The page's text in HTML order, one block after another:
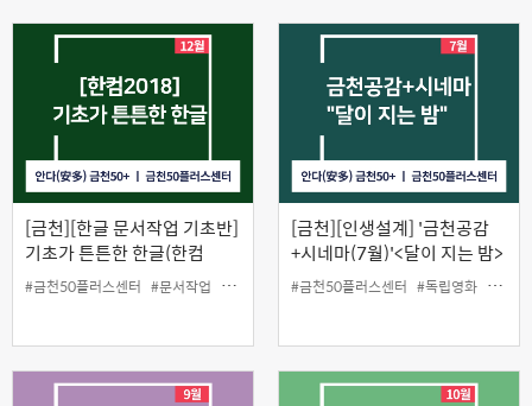
[금천][한글 문서작업 기초반]
기초가 튼튼한 한글(한컴
2018)
#금천50플러스센터 #문서작업 #원데이클래스 #한컴2018
[금천][인생설계] '금천공감
+시네마(7월)'<달이 지는 밤>
(오프라인)
#금천50플러스센터 #독립영화 #무료